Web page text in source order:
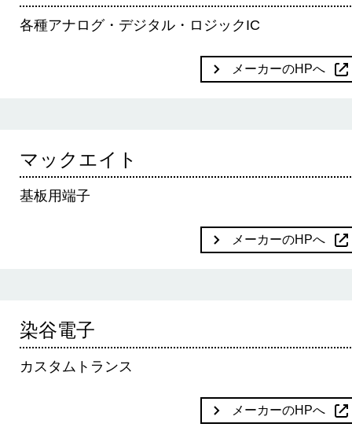
各種アナログ・デジタル・ロジックIC
メーカーのHPへ
マックエイト
基板用端子
メーカーのHPへ
染谷電子
カスタムトランス
メーカーのHPへ